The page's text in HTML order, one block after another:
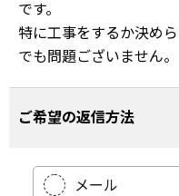
です。
特に工事をするか決め
でも問題ございません。
ご希望の返信方法
メール